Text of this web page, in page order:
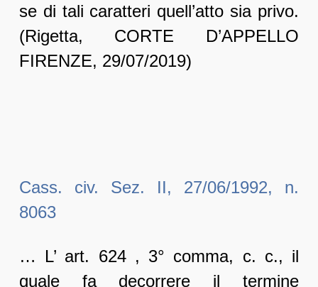
se di tali caratteri quell’atto sia privo.
(Rigetta, CORTE D’APPELLO
FIRENZE, 29/07/2019)
Cass. civ. Sez. II, 27/06/1992, n.
8063
… L’ art. 624 , 3° comma, c. c., il
quale fa decorrere il termine